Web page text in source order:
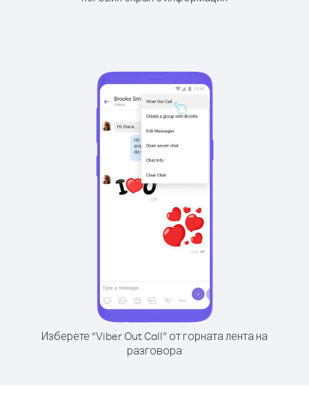
Изберете “Viber Out Call” от горната лента на
разговора